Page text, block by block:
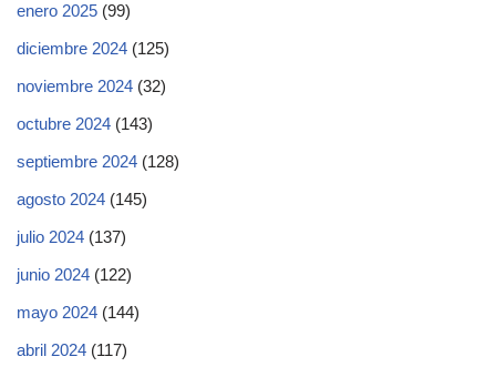
enero 2025 (99)
diciembre 2024 (125)
noviembre 2024 (32)
octubre 2024 (143)
septiembre 2024 (128)
agosto 2024 (145)
julio 2024 (137)
junio 2024 (122)
mayo 2024 (144)
abril 2024 (117)